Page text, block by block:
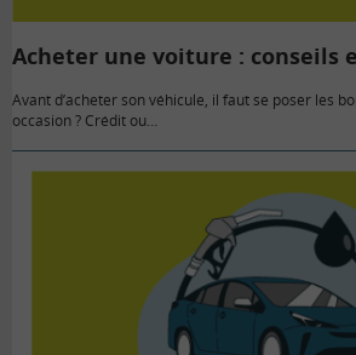
Acheter une voiture : conseils
Avant d’acheter son véhicule, il faut se poser les
occasion ? Crédit ou…